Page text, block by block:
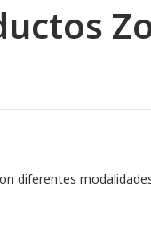
diferentes